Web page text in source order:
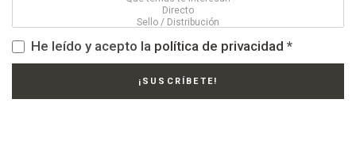
He leído y acepto la política de privacidad *